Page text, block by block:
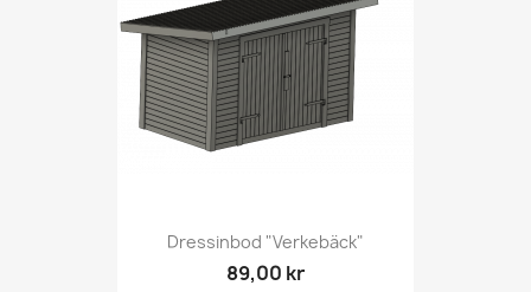
Dressinbod "Verkebäck"
89,00 kr